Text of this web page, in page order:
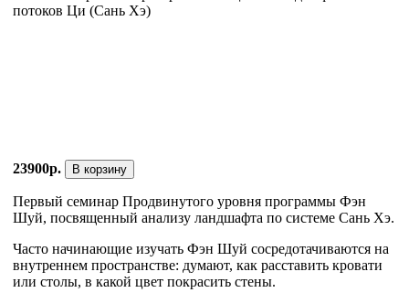
потоков Ци (Сань Хэ)
23900р. В корзину
Первый семинар Продвинутого уровня программы Фэн
Шуй, посвященный анализу ландшафта по системе Сань Хэ.
Часто начинающие изучать Фэн Шуй сосредотачиваются на
внутреннем пространстве: думают, как расставить кровати
или столы, в какой цвет покрасить стены.